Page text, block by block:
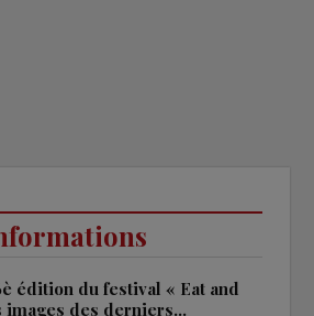
édition du festival « Eat and
images des derniers…